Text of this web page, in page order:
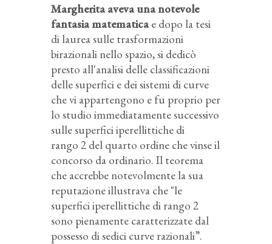
Margherita aveva una notevole
fantasia matematicae dopo la tesi
di laurea sulle trasformazioni
birazionali nello spazio, si dedicò
presto all'analisi delle classificazioni
delle superfici e dei sistemi di curve
che vi appartengono e fu proprio per
lo studio immediatamente successivo
sulle superfici iperellittiche di
rango 2 del quarto ordine che vinse il
concorso da ordinario. Il teorema
che accrebbe notevolmente la sua
reputazione illustrava che "le
superfici iperellittiche di rango 2
sono pienamente caratterizzate dal
possesso di sedici curve razionali”.